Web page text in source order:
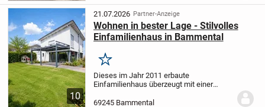
10
21.07.2026 Partner-Anzeige
Wohnen in bester Lage - Stilvolles
Einfamilienhaus in Bammental
Merken
Dieses im Jahr 2011 erbaute
Einfamilienhaus überzeugt mit einer
Raumgestaltung und einem durchdachten
69245 Bammental